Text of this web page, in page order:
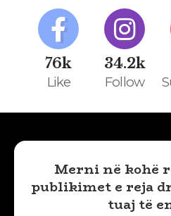
76k
Like
34.2k
Follow
Merni në kohë
publikimet e reja
tuaj të